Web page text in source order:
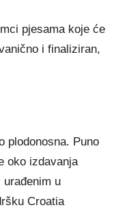
pjesama koje će
i finaliziran,
plodonosna. Puno
oko izdavanja
u
Croatia